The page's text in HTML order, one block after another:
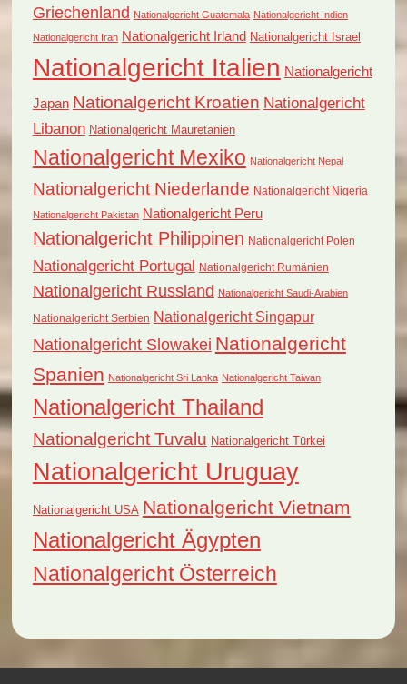
Griechenland Nationalgericht Guatemala Nationalgericht Indien
Nationalgericht Iran Nationalgericht Irland Nationalgericht Israel
Nationalgericht Italien Nationalgericht
Japan Nationalgericht Kroatien Nationalgericht
Libanon Nationalgericht Mauretanien
Nationalgericht Mexiko Nationalgericht Nepal
Nationalgericht Niederlande Nationalgericht Nigeria
Nationalgericht Pakistan Nationalgericht Peru
Nationalgericht Philippinen Nationalgericht Polen
Nationalgericht Portugal Nationalgericht Rumänien
Nationalgericht Russland Nationalgericht Saudi-Arabien
Nationalgericht Serbien Nationalgericht Singapur
Nationalgericht Slowakei Nationalgericht
Spanien Nationalgericht Sri Lanka Nationalgericht Taiwan
Nationalgericht Thailand
Nationalgericht Tuvalu Nationalgericht Türkei
Nationalgericht Uruguay
Nationalgericht USA Nationalgericht Vietnam
Nationalgericht Ägypten
Nationalgericht Österreich